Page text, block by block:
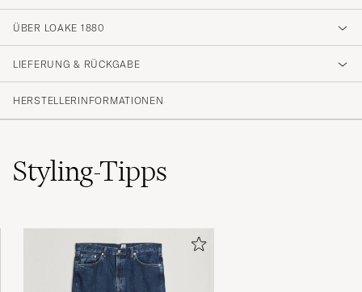
ÜBER LOAKE 1880
LIEFERUNG & RÜCKGABE
HERSTELLERINFORMATIONEN
Styling-Tipps